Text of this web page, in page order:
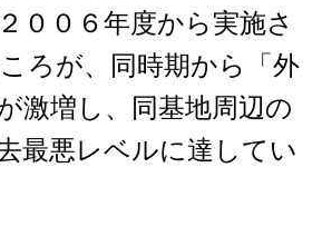
００６年度から実施さ
ろが、同時期から「外
激増し、同基地周辺の
最悪レベルに達してい